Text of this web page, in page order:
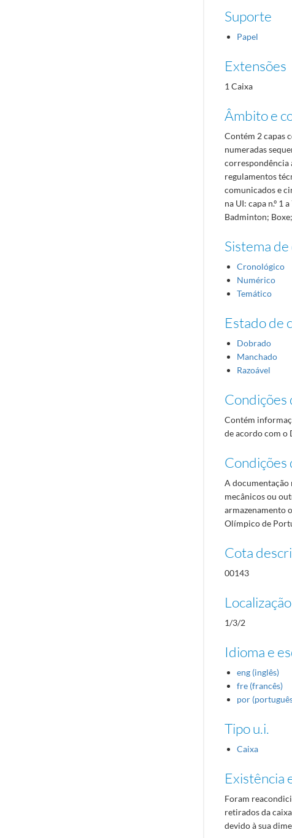
Suporte
Papel
Extensões
1 Caixa
Âmbito e
Contém 2 capas
numeradas
correspondência
regulamentos
comunicados e
na UI: capa n.º 1
Badminton;
Sistema
Cronológico
Numérico
Temático
Estado de
Dobrado
Manchado
Razoável
Condições
Contém
de acordo com o
Condições
A documentação
mecânicos ou
armazenamento
Olímpico de
Cota
00143
Localização
1/3/2
Idioma e
eng (inglês)
fre (francês)
por
Tipo u.i.
Caixa
Existência
Foram
retirados da
devido à sua